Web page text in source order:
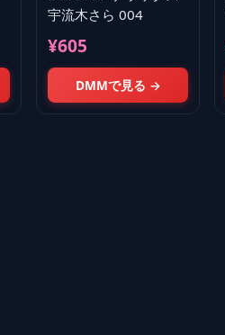
宇流木さら 004
¥605
DMMで見る →